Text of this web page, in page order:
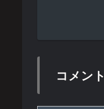
コメント